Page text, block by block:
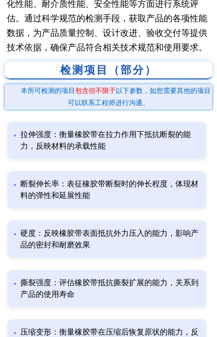
化性能、耐介质性能、安全性能等方面进行系统评
估。通过科学规范的检测手段，获取产品的各项性能
数据，为产品质量控制、设计改进、验收交付等提供
技术依据，确保产品符合相关技术规范和使用要求。
检测项目（部分）
本所可检测的项目 包含但不限于以下参数，如您需要其他的项目
可以联系工程师进行沟通。
拉伸强度：衡量橡胶带在拉力作用下抵抗断裂的能
力，反映材料的承载性能
断裂伸长率：表征橡胶带断裂时的伸长程度，体现材
料的弹性和延展性能
硬度：反映橡胶带表面抵抗外力压入的能力，影响产
品的密封和耐磨效果
撕裂强度：评估橡胶带抵抗撕裂扩展的能力，关系到
产品的使用寿命
压缩变形：衡量橡胶带在压缩后恢复原状的能力，反